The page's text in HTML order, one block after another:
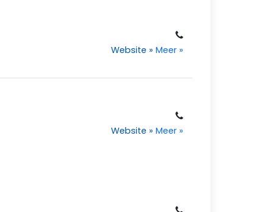
Website » Meer »
Website » Meer »